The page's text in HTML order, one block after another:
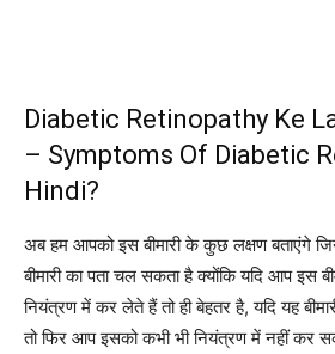
Diabetic Retinopathy Ke
– Symptoms Of Diabetic
Hindi?
अब हम आपको इस बीमारी के कुछ लक्षण बताएंगे
बीमारी का पता चल सकता है क्योंकि यदि आप इस
नियंत्रण में कर लेते हैं तो ही बेहतर है, यदि यह
तो फिर आप इसको कभी भी नियंत्रण में नहीं कर